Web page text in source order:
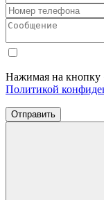
Нажимая на кнопку
Политикой
Отправить